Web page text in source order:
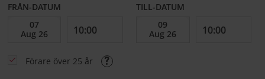
FRÅN-DATUM TILL-DATUM
Förare över 25 år